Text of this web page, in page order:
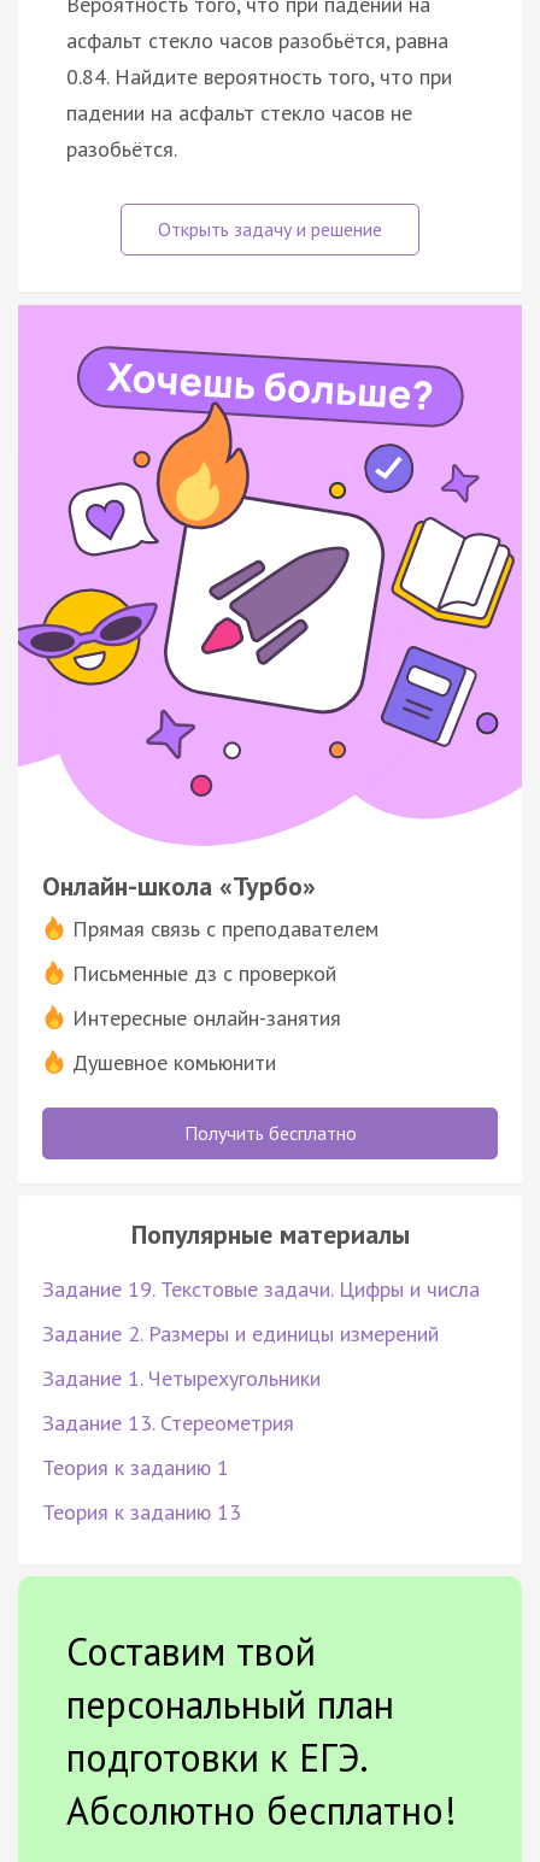
асфальт стекло часов разобьётся, равна
0.84. Найдите вероятность того, что при
падении на асфальт стекло часов не
разобьётся.
Онлайн-школа «Турбо»
Прямая связь с преподавателем
Письменные дз с проверкой
Интересные онлайн-занятия
Душевное комьюнити
Получить бесплатно
Популярные материалы
Задание 19. Текстовые задачи. Цифры и числа
Задание 2. Размеры и единицы измерений
Задание 1. Четырехугольники
Задание 13. Стереометрия
Теория к заданию 1
Теория к заданию 13
Составим твой
персональный план
подготовки к ЕГЭ.
Абсолютно бесплатно!